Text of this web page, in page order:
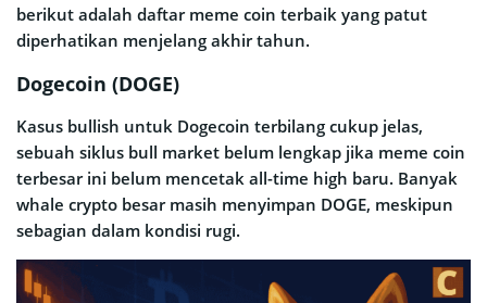
berikut adalah daftar meme coin terbaik yang patut
diperhatikan menjelang akhir tahun.
Dogecoin (DOGE)
Kasus bullish untuk Dogecoin terbilang cukup jelas,
sebuah siklus bull market belum lengkap jika meme coin
terbesar ini belum mencetak all-time high baru. Banyak
whale crypto besar masih menyimpan DOGE, meskipun
sebagian dalam kondisi rugi.